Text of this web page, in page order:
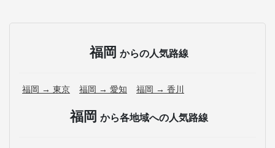
福岡 からの人気路線
福岡 → 東京 福岡 → 愛知 福岡 → 香川
福岡 から各地域への人気路線